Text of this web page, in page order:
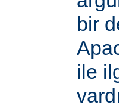
bir
ile